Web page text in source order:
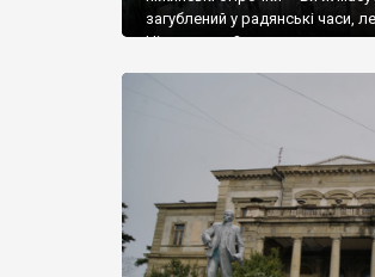
загублений у радянські часи,
Ніжин греки?